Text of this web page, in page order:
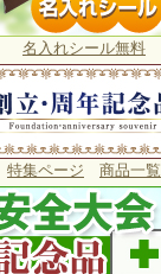
名入れシール無料
特集ページ 商品一覧